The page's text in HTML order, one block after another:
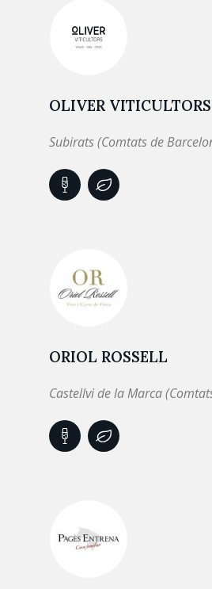
OLIVER VITICULTORS
Subirats (Comtats de
ORIOL ROSSELL
Castellvi de la Marca